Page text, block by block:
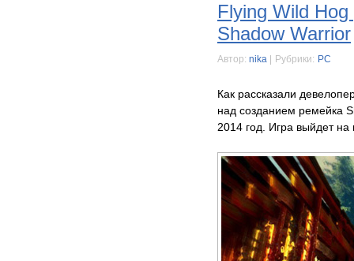
Flying Wild
Shadow Warrior
Автор: nika Рубрики: PC
Как рассказали
над созданием ремейка
2014 год. Игра выйдет